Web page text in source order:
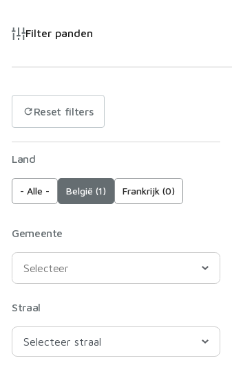
Filter panden
Reset filters
Land
- Alle - België (1) Frankrijk (0)
Gemeente
Straal